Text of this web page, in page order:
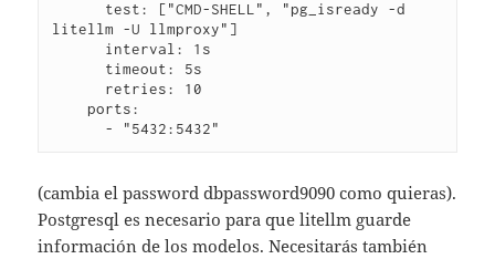
litellm -U llmproxy"]
      interval: 1s
      timeout: 5s
      retries: 10
    ports:
      - "5432:5432"
(cambia el password dbpassword9090 como quieras).
Postgresql es necesario para que litellm guarde
información de los modelos. Necesitarás también